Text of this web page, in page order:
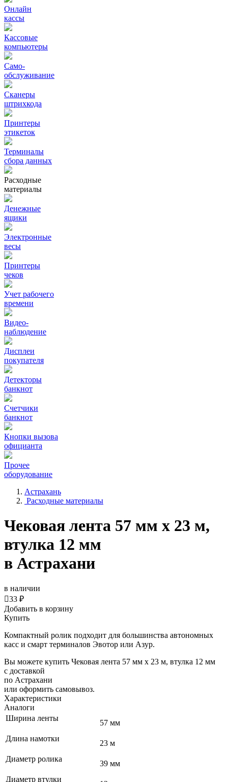
Онлайн
кассы
Кассовые
компьютеры
Само-
обслуживание
Сканеры
штрихкода
Принтеры
этикеток
Терминалы
сбора данных
Расходные
материалы
Денежные
ящики
Электронные
весы
Принтеры
чеков
Учет рабочего
времени
Видео‑
наблюдение
Дисплеи
покупателя
Детекторы
банкнот
Счетчики
банкнот
Кнопки вызова
официанта
Прочее
оборудование
Астрахань
Расходные материалы
Чековая лента 57 мм x 23 м,
втулка 12 мм
в Астрахани
в наличии
33 ₽
Добавить в корзину
Купить
Компактный ролик подходит для большинства автономных
касс и смарт терминалов Эвотор или Азур.
Вы можете купить Чековая лента 57 мм x 23 м, втулка 12 мм
с доставкой
по Астрахани
или оформить самовывоз.
Характеристики
Аналоги
Ширина ленты
57 мм
Длина намотки
23 м
Диаметр ролика
39 мм
Диаметр втулки